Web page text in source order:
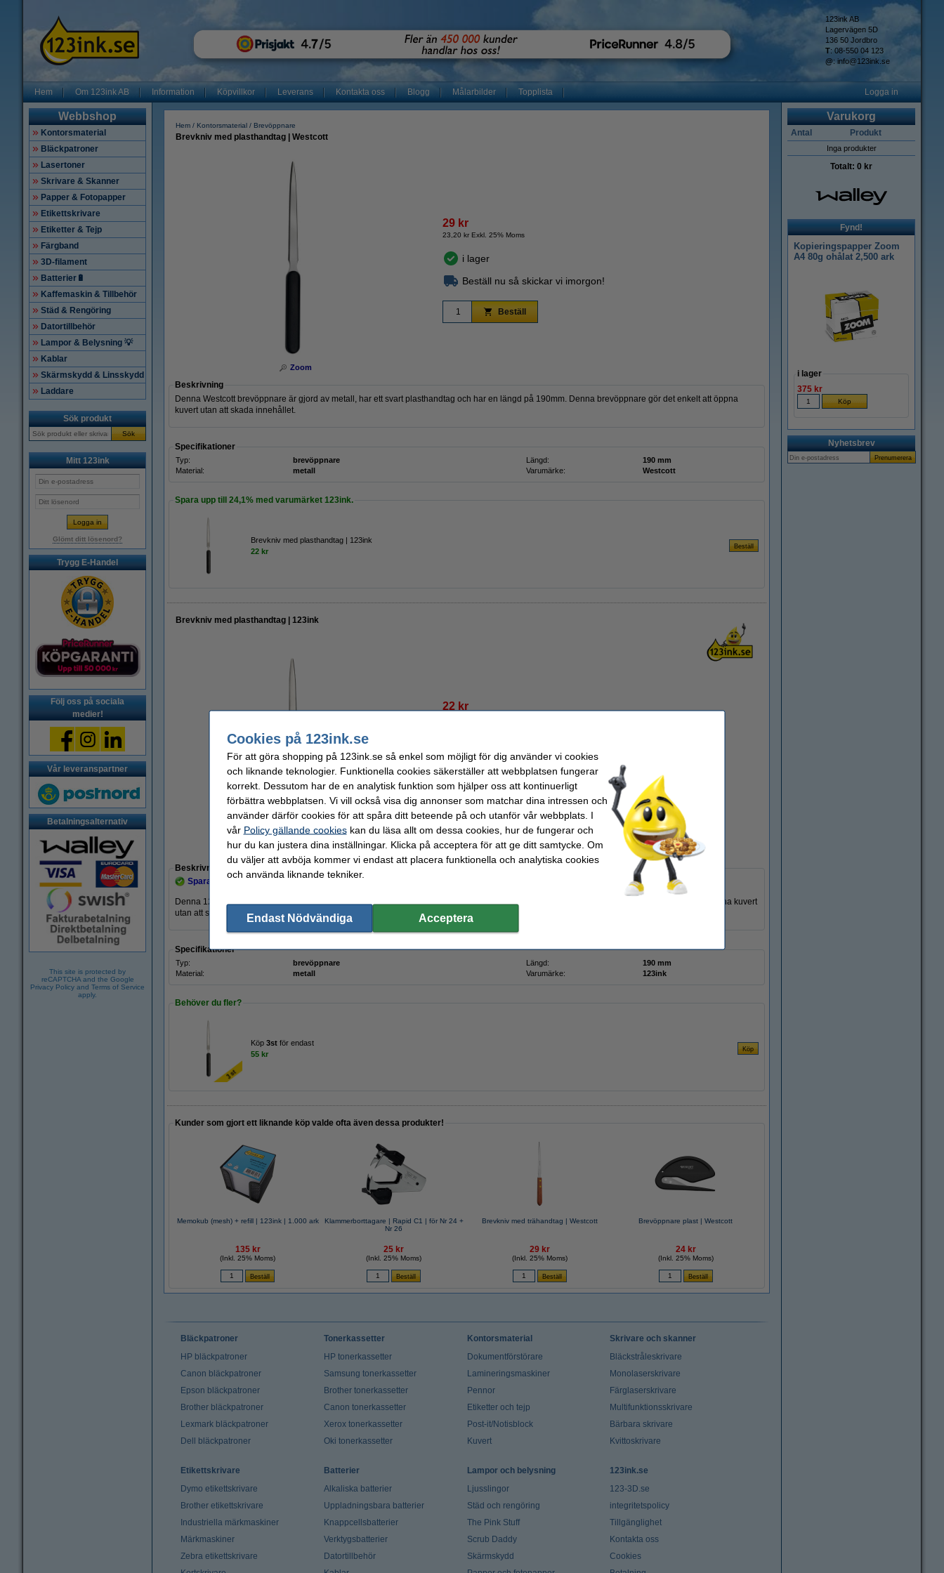
123ink AB
Lagervägen 5D
136 50 Jordbro
T: 08-550 04 123
@: info@123ink.se
Hem Om 123ink AB Information Köpvillkor Leverans Kontakta oss Blogg Målarbilder Topplista Logga in
Webbshop
Kontorsmaterial
Bläckpatroner
Lasertoner
Skrivare & Skanner
Papper & Fotopapper
Etikettskrivare
Etiketter & Tejp
Färgband
3D-filament
Batterier🔋
Kaffemaskin & Tillbehör
Städ & Rengöring
Datortillbehör
Lampor & Belysning 💡
Kablar
Skärmskydd & Linsskydd
Laddare
Sök produkt
Sök
Mitt 123ink
Glömt ditt lösenord?
Trygg E-Handel
Följ oss på sociala
medier!
Vår leveranspartner
Betalningsalternativ
This site is protected by
reCAPTCHA and the Google
Privacy Policy and Terms of Service
apply.
Hem Kontorsmaterial Brevöppnare
Brevkniv med plasthandtag | Westcott
Zoom
29 kr
23,20 kr Exkl. 25% Moms
i lager
Beställ nu så skickar vi imorgon!
Beställ
Beskrivning
Denna Westcott brevöppnare är gjord av metall, har ett svart plasthandtag och har en längd på 190mm. Denna brevöppnare gör det enkelt att öppna
kuvert utan att skada innehållet.
Specifikationer
Typ: brevöppnare Längd:
190 mm
Material:
metall Varumärke: Westcott
Spara upp till 24,1% med varumärket 123ink.
Brevkniv med plasthandtag | 123ink
22 kr
Brevkniv med plasthandtag | 123ink
Zoom
22 kr
Beställ nu så skickar vi imorgon!
Beställ
Beskrivning
Spara upp till
Denna 123ink brevöppnare är gjord av metall, har ett svart plasthandtag och har en längd på 190mm. Denna brevöppnare gör det enkelt att öppna kuvert
utan att skada innehållet.
Specifikationer
Typ: brevöppnare Längd:
190 mm
Material:
metall Varumärke: 123ink
Behöver du fler?
Köp 3st för endast
55 kr
Kunder som gjort ett liknande köp valde ofta även dessa produkter!
Memokub (mesh) + refill | 123ink | 1.000 ark
135 kr
(Inkl. 25% Moms)
Klammerborttagare | Rapid C1 | för Nr 24 +
Nr 26
25 kr
(Inkl. 25% Moms)
Brevkniv med trähandtag | Westcott
29 kr
(Inkl. 25% Moms)
Brevöppnare plast | Westcott
24 kr
(Inkl. 25% Moms)
Varukorg
Antal Produkt
Inga produkter
Totalt: 0 kr
Fynd!
Kopieringspapper Zoom
A4 80g ohålat 2,500 ark
i lager
375 kr
Nyhetsbrev
Bläckpatroner
HP bläckpatroner
Canon bläckpatroner
Epson bläckpatroner
Brother bläckpatroner
Lexmark bläckpatroner
Dell bläckpatroner
Tonerkassetter
HP tonerkassetter
Samsung tonerkassetter
Brother tonerkassetter
Canon tonerkassetter
Xerox tonerkassetter
Oki tonerkassetter
Kontorsmaterial
Dokumentförstörare
Lamineringsmaskiner
Pennor
Etiketter och tejp
Post-it/Notisblock
Kuvert
Skrivare och skanner
Bläckstråleskrivare
Monolaserskrivare
Färglaserskrivare
Multifunktionsskrivare
Bärbara skrivare
Kvittoskrivare
Etikettskrivare
Dymo etikettskrivare
Brother etikettskrivare
Industriella märkmaskiner
Märkmaskiner
Zebra etikettskrivare
Batterier
Alkaliska batterier
Uppladningsbara batterier
Knappcellsbatterier
Verktygsbatterier
Datortillbehör
Lampor och belysning
Ljusslingor
Städ och rengöring
The Pink Stuff
Scrub Daddy
Skärmskydd
123ink.se
123-3D.se
integritetspolicy
Tillgänglighet
Kontakta oss
Cookies
Cookies på 123ink.se
För att göra shopping på 123ink.se så enkel som möjligt för dig använder vi cookies
och liknande teknologier. Funktionella cookies säkerställer att webbplatsen fungerar
korrekt. Dessutom har de en analytisk funktion som hjälper oss att kontinuerligt
förbättra webbplatsen. Vi vill också visa dig annonser som matchar dina intressen och
använder därför cookies för att spåra ditt beteende på och utanför vår webbplats. I
vår Policy gällande cookieskan du läsa allt om dessa cookies, hur de fungerar och
hur du kan justera dina inställningar. Klicka på acceptera för att ge ditt samtycke. Om
du väljer att avböja kommer vi endast att placera funktionella och analytiska cookies
och använda liknande tekniker.
Endast Nödvändiga Acceptera